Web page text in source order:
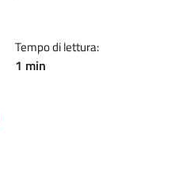
Tempo di lettura:
1 min